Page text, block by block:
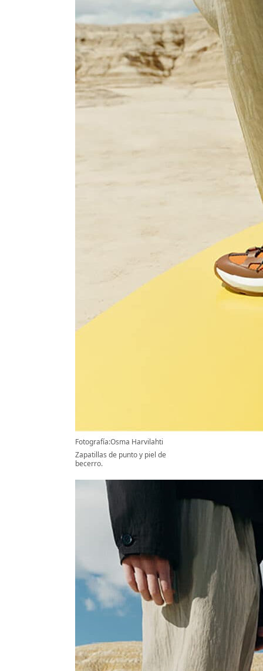
Fotografía:Osma Harvilahti
Zapatillas de punto y piel de
becerro.